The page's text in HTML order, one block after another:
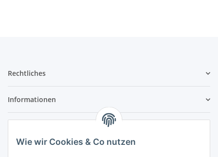
Wie wir Cookies & Co nutzen
Rechtliches
Informationen